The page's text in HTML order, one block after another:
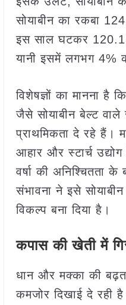
सोयाबीन का रकबा
इस साल घटकर
यानी इसमें लगभग 4%
विशेषज्ञों का मानना है
जैसे सोयाबीन बेल्ट वाले
प्राथमिकता दे रहे हैं।
आहार और स्टार्च
वर्षा की अनिश्चितता
संभावना ने इसे
विकल्प बना दिया है।
कपास की खेती में
धान और मक्का की
कमजोर दिखाई दे रही